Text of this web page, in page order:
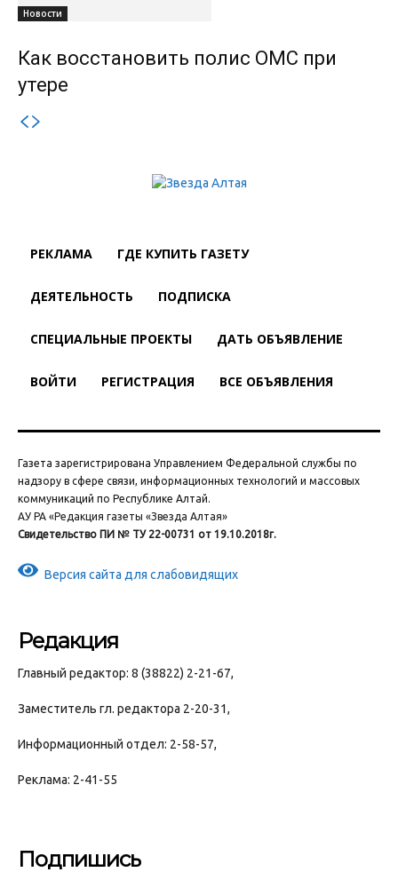
Новости
Как восстановить полис ОМС при
утере
РЕКЛАМА ГДЕ КУПИТЬ ГАЗЕТУ
ДЕЯТЕЛЬНОСТЬ ПОДПИСКА
СПЕЦИАЛЬНЫЕ ПРОЕКТЫ ДАТЬ ОБЪЯВЛЕНИЕ
ВОЙТИ РЕГИСТРАЦИЯ ВСЕ ОБЪЯВЛЕНИЯ
Газета зарегистрирована Управлением Федеральной службы по
надзору в сфере связи, информационных технологий и массовых
коммуникаций по Республике Алтай.
АУ РА «Редакция газеты «Звезда Алтая»
Свидетельство ПИ № ТУ 22-00731 от 19.10.2018г.
Версия сайта для слабовидящих
Редакция
Главный редактор: 8 (38822) 2-21-67,
Заместитель гл. редактора 2-20-31,
Информационный отдел: 2-58-57,
Реклама: 2-41-55
Подпишись